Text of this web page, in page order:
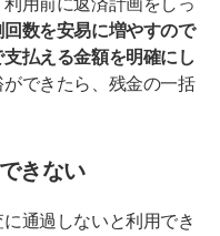
回数を安易に増やすので
払える金額を明確にし
できたら、残金の一括
きない
通過しないと利用でき